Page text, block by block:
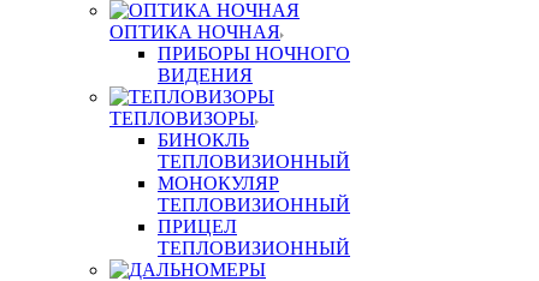
ОПТИКА НОЧНАЯ
ПРИБОРЫ НОЧНОГО
ВИДЕНИЯ
ТЕПЛОВИЗОРЫ
БИНОКЛЬ
ТЕПЛОВИЗИОННЫЙ
МОНОКУЛЯР
ТЕПЛОВИЗИОННЫЙ
ПРИЦЕЛ
ТЕПЛОВИЗИОННЫЙ